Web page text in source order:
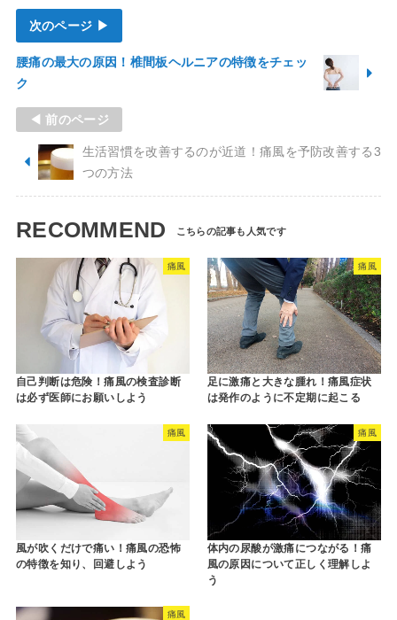
次のページ ▶
腰痛の最大の原因！椎間板ヘルニアの特徴をチェッ
ク
◀ 前のページ
生活習慣を改善するのが近道！痛風を予防改善する3
つの方法
RECOMMEND
痛風
自己判断は危険！痛風の検査診断
は必ず医師にお願いしよう
痛風
足に激痛と大きな腫れ！痛風症状
は発作のように不定期に起こる
痛風
風が吹くだけで痛い！痛風の恐怖
の特徴を知り、回避しよう
痛風
体内の尿酸が激痛につながる！痛
風の原因について正しく理解しよ
う
痛風